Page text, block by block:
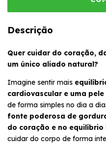
Descrição
Quer cuidar do coração,
um único aliado natural?
Imagine sentir mais
cardiovascular e uma
de forma simples no dia a
fonte poderosa de
do coração e no equilíbrio
cuidar do corpo de forma